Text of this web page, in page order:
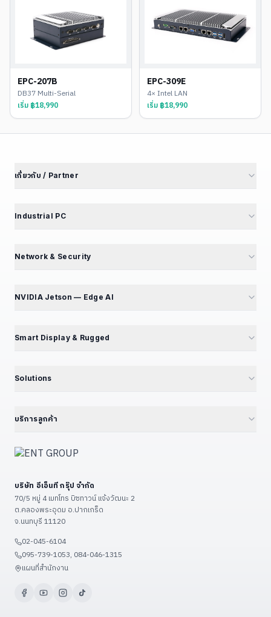
EPC-207B
DB37 Multi-Serial
เริ่ม ฿18,990
EPC-309E
4× Intel LAN
เริ่ม ฿18,990
เกี่ยวกับ / Partner
นักลงทุนสัมพันธ์
ร่วมงานกับเรา — เปิดรับ 5 ตำแหน่ง
Industrial PC
Mini PC — Office & SME
UPC Series — LEGO Modular
Network & Security
GT194L — 2.5G Best Seller
IPC090 — Xeon 10G SFP+
NVIDIA Jetson — Edge AI
📦 แคตตาล็อกผลิตภัณฑ์
Developer Kits
Professional Graphics Card
ดูเพิ่มเติม (+7)
Smart Display & Rugged
15.6" Floor Kiosk (KD156B)
23.8" Wall-Mount Kiosk
27" – 32" Conference
ดูเพิ่มเติม (+13)
Solutions
Smart Factory 4.0
Government — ราชการ/รัฐวิสาหกิจ
Restaurant & POS / KIOSK
Food Factory — โรงงานอาหาร
ดูเพิ่มเติม (+9)
บริการลูกค้า
ลงทะเบียนสินค้า
เงื่อนไขรับประกัน
วิธีชำระเงิน
ติดต่อเรา / แผนที่
ดูเพิ่มเติม (+3)
บริษัท อีเอ็นที กรุ๊ป จำกัด
70/5 หมู่ 4 เมทโทร บิซทาวน์ แจ้งวัฒนะ 2
ต.คลองพระอุดม อ.ปากเกร็ด
จ.นนทบุรี 11120
02-045-6104
095-739-1053, 084-046-1315
แผนที่สำนักงาน